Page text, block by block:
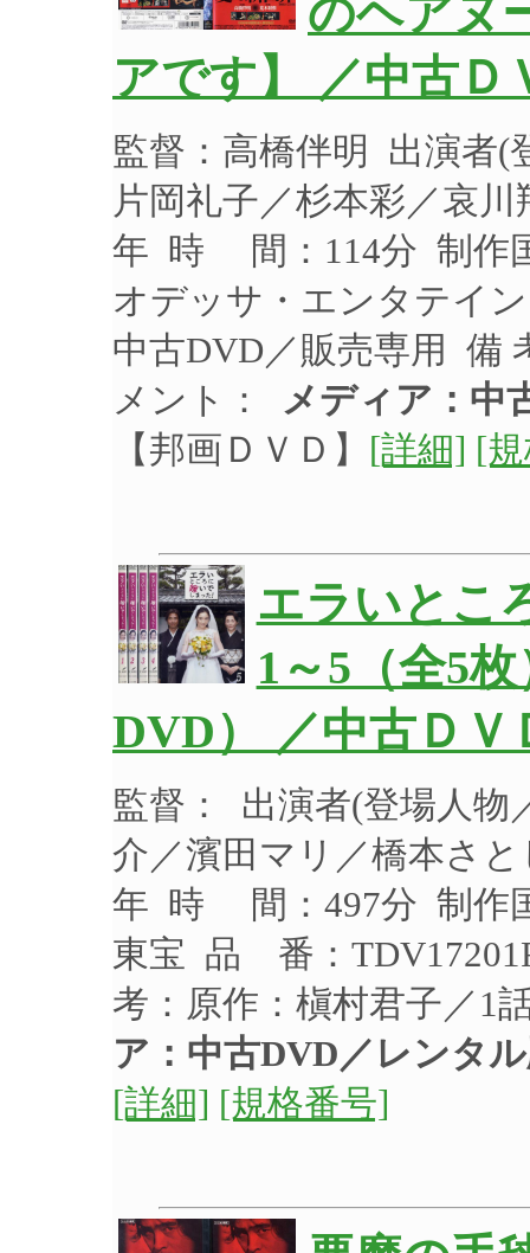
のヘアヌ
アです】 ／中古Ｄ
監督：高橋伴明 出演者(
片岡礼子／杉本彩／哀
年 時 間：114分 制作
オデッサ・エンタテイ
中古DVD／販売専用 備
メント：
メディア：中
【邦画ＤＶＤ】 [詳細] [
エラいと
1～5（全5
DVD） ／中古ＤＶ
監督： 出演者(登場人物
介／濱田マリ／橋本さ
年 時 間：497分 制作
東宝 品 番：
考：原作：槇村君子／1
ア：中古DVD／レンタ
[詳細] [規格番号]